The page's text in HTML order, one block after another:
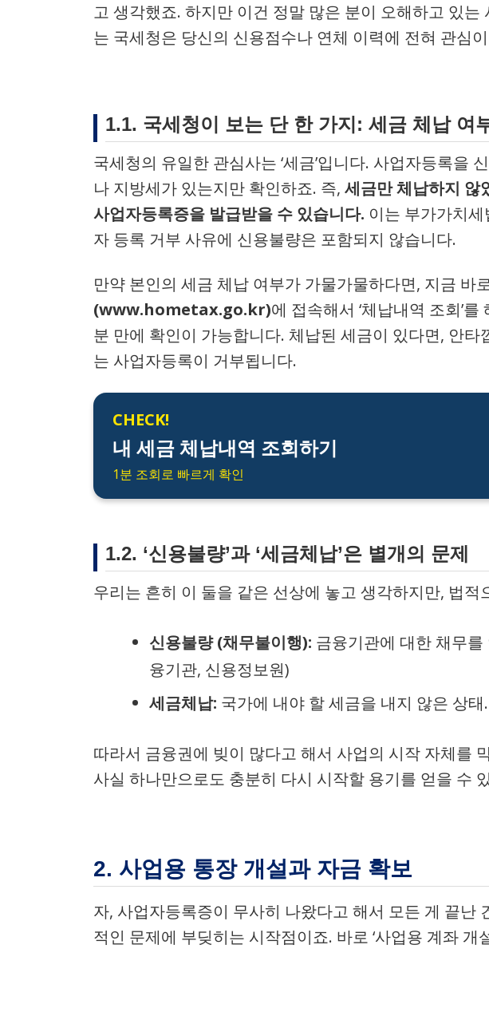
고 생각했죠. 하지만 이건 정말 많은 분이 오해하고 있
는 국세청은 당신의 신용점수나 연체 이력에 전혀 관심
1.1. 국세청이 보는 단 한 가지: 세금 체납 여
국세청의 유일한 관심사는 ‘세금’입니다. 사업자등록을
나 지방세가 있는지만 확인하죠. 즉, 세금만 체납하지 않
사업자등록증을 발급받을 수 있습니다. 이는 부가가치
자 등록 거부 사유에 신용불량은 포함되지 않습니다.
만약 본인의 세금 체납 여부가 가물가물하다면, 지금 바
(www.hometax.go.kr)에 접속해서 ‘체납내역 조회’
분 만에 확인이 가능합니다. 체납된 세금이 있다면, 안
는 사업자등록이 거부됩니다.
CHECK!
내 세금 체납내역 조회하기
1분 조회로 빠르게 확인
1.2. ‘신용불량’과 ‘세금체납’은 별개의 문제
우리는 흔히 이 둘을 같은 선상에 놓고 생각하지만, 법
신용불량 (채무불이행): 금융기관에 대한 채무
융기관, 신용정보원)
세금체납: 국가에 내야 할 세금을 내지 않은 상
따라서 금융권에 빚이 많다고 해서 사업의 시작 자체를
사실 하나만으로도 충분히 다시 시작할 용기를 얻을 수
2. 사업용 통장 개설과 자금 확보
자, 사업자등록증이 무사히 나왔다고 해서 모든 게 끝난
적인 문제에 부딪히는 시작점이죠. 바로 ‘사업용 계좌 개